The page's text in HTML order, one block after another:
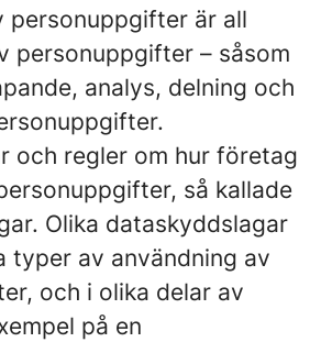
personuppgifter är all
personuppgifter – såsom
analys, delning och
och regler om hur företag
så kallade
Olika dataskyddslagar
typer av användning av
och i olika delar av
på en